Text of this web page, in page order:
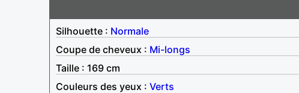
Silhouette : Normale
Coupe de cheveux : Mi-longs
Taille : 169 cm
Couleurs des yeux : Verts